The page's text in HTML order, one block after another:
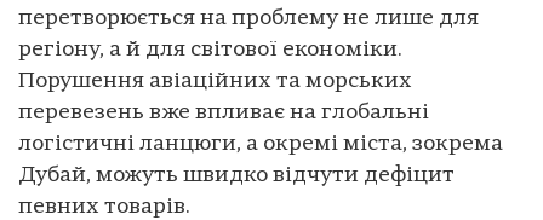
перетворюється на проблему не лише для
регіону, а й для світової економіки.
Порушення авіаційних та морських
перевезень вже впливає на глобальні
логістичні ланцюги, а окремі міста, зокрема
Дубай, можуть швидко відчути дефіцит
певних товарів.